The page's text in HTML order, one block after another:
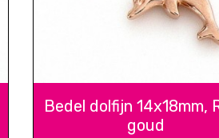
Bedel dolfijn 14x18mm,
goud